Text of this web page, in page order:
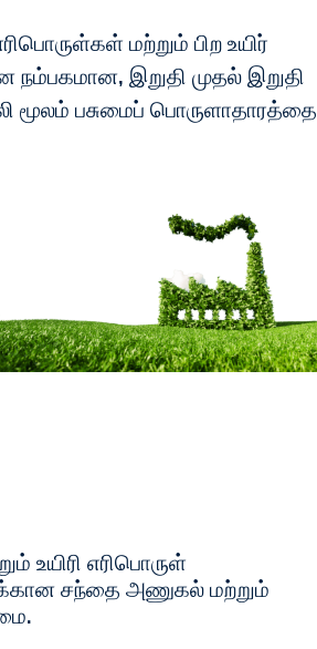
மற்றும் பிற உயிர்
நம்பகமான, இறுதி முதல் இறுதி
மூலம் பசுமைப் பொருளாதாரத்தை
உயிரி எரிபொருள்
சந்தை அணுகல் மற்றும்